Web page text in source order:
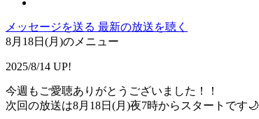
メッセージを送る 最新の放送を聴く
8月18日(月)のメニュー
2025/8/14 UP!
今週もご愛聴ありがとうございました！！
次回の放送は8月18日(月)夜7時からスタートです🌙